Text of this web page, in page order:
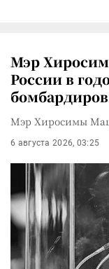
Мэр
России в
Мэр Хиросимы
6 августа 2026, 03:25